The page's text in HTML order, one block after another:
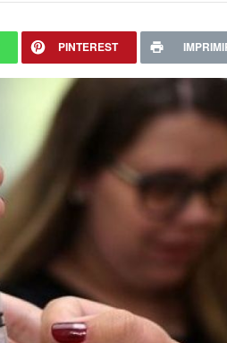
PINTEREST